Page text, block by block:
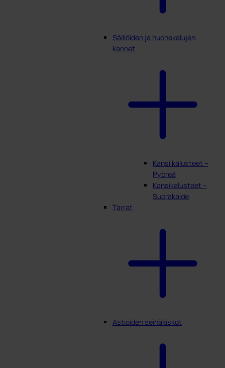
Säiliöiden ja huonekalujen
kannet
Kansi kalusteet –
Pyöreä
Kansikalusteet –
Suorakaide
Tarrat
Astioiden seinäkiskot